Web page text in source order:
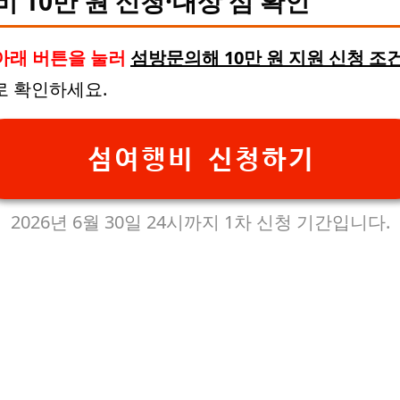
래 버튼을 눌러 섬방문의해 10만 원 지원 신청 조
확인하세요.
섬여행비 신청하기
2026년 6월 30일 24시까지 1차 신청 기간입니다.